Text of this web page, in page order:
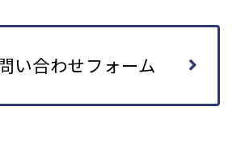
い合わせフォーム